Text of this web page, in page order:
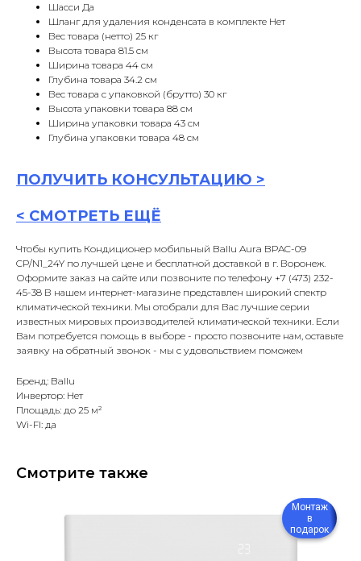
Шасси Да
Шланг для удаления конденсата в комплекте Нет
Вес товара (нетто) 25 кг
Высота товара 81.5 см
Ширина товара 44 см
Глубина товара 34.2 см
Вес товара с упаковкой (брутто) 30 кг
Высота упаковки товара 88 см
Ширина упаковки товара 43 см
Глубина упаковки товара 48 см
ПОЛУЧИТЬ КОНСУЛЬТАЦИЮ >
< СМОТРЕТЬ ЕЩЁ
Чтобы купить Кондиционер мобильный Ballu Aura BPAC-09
CP/N1_24Y по лучшей цене и бесплатной доставкой в г. Воронеж.
Оформите заказ на сайте или позвоните по телефону +7 (473) 232-
45-38 В нашем интернет-магазине представлен широкий спектр
климатической техники. Мы отобрали для Вас лучшие серии
известных мировых производителей климатической техники. Если
Вам потребуется помощь в выборе - просто позвоните нам, оставьте
заявку на обратный звонок - мы с удовольствием поможем
Бренд: Ballu
Инвертор: Нет
Площадь: до 25 м²
Wi-FI: да
Смотрите также
Монтаж
в
подарок